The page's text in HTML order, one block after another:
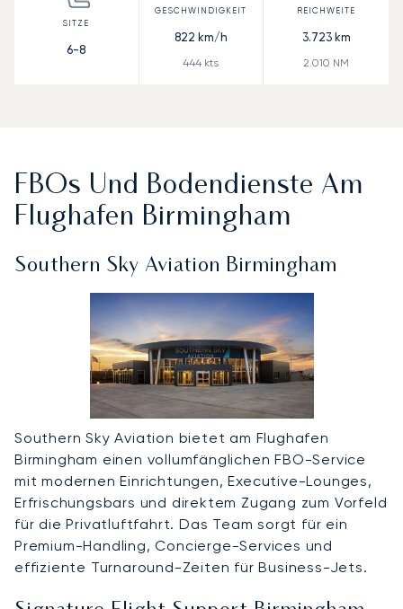
6-8
822 km/h
444 kts
3.723km
2.010 NM
FBOs Und Bodendienste Am
Flughafen Birmingham
Southern Sky Aviation Birmingham
Southern Sky Aviation bietet am Flughafen
Birmingham einen vollumfänglichen FBO-Service
mit modernen Einrichtungen, Executive-Lounges,
Erfrischungsbars und direktem Zugang zum Vorfeld
für die Privatluftfahrt. Das Team sorgt für ein
Premium-Handling, Concierge-Services und
effiziente Turnaround-Zeiten für Business-Jets.